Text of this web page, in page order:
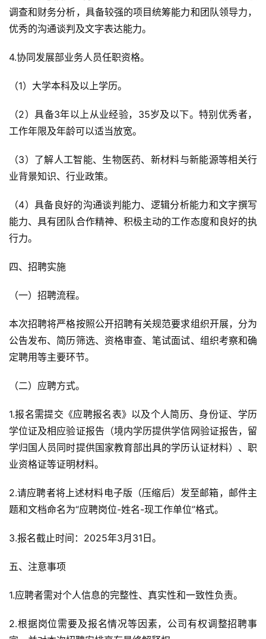
调查和财务分析，具备较强的项目统筹能力和团队领导力，
优秀的沟通谈判及文字表达能力。
4.协同发展部业务人员任职资格。
（1）大学本科及以上学历。
（2）具备3年以上从业经验，35岁及以下。特别优秀者，
工作年限及年龄可以适当放宽。
（3）了解人工智能、生物医药、新材料与新能源等相关行
业背景知识、行业政策。
（4）具备良好的沟通谈判能力、逻辑分析能力和文字撰写
能力、具有团队合作精神、积极主动的工作态度和良好的执
行力。
四、招聘实施
（一）招聘流程。
本次招聘将严格按照公开招聘有关规范要求组织开展，分为
公告发布、简历筛选、资格审查、笔试面试、组织考察和确
定聘用等主要环节。
（二）应聘方式。
1.报名需提交《应聘报名表》以及个人简历、身份证、学历
学位证及相应验证报告（境内学历提供学信网验证报告，留
学归国人员同时提供国家教育部出具的学历认证材料）、职
业资格证等证明材料。
2.请应聘者将上述材料电子版（压缩后）发至邮箱，邮件主
题和文档命名为“应聘岗位-姓名-现工作单位”格式。
3.报名截止时间：2025年3月31日。
五、注意事项
1.应聘者需对个人信息的完整性、真实性和一致性负责。
2.根据岗位需要及报名情况等因素，公司有权调整招聘事